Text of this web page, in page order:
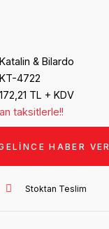
Katalin & Bilardo
KT-4722
172,21 TL + KDV
taksitlerle!!
HABER VER
Stoktan Teslim